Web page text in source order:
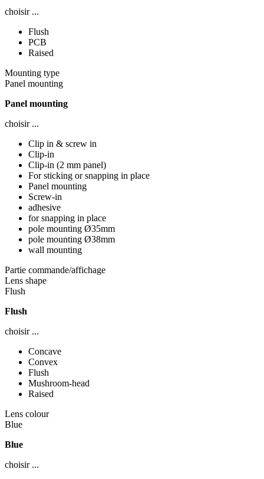
choisir ...
Flush
PCB
Raised
Mounting type
Panel mounting
Panel mounting
choisir ...
Clip in & screw in
Clip-in
Clip-in (2 mm panel)
For sticking or snapping in place
Panel mounting
Screw-in
adhesive
for snapping in place
pole mounting Ø35mm
pole mounting Ø38mm
wall mounting
Partie commande/affichage
Lens shape
Flush
Flush
choisir ...
Concave
Convex
Flush
Mushroom-head
Raised
Lens colour
Blue
Blue
choisir ...